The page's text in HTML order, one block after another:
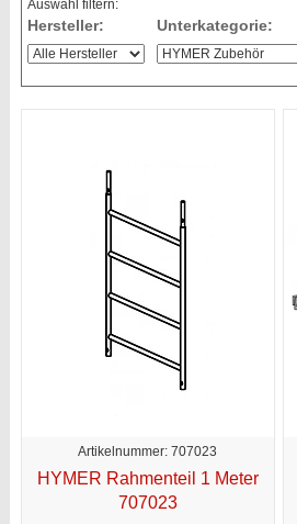
Auswahl filtern:
Hersteller: Unterkategorie:
Artikelnummer: 707023
HYMER Rahmenteil 1 Meter
707023